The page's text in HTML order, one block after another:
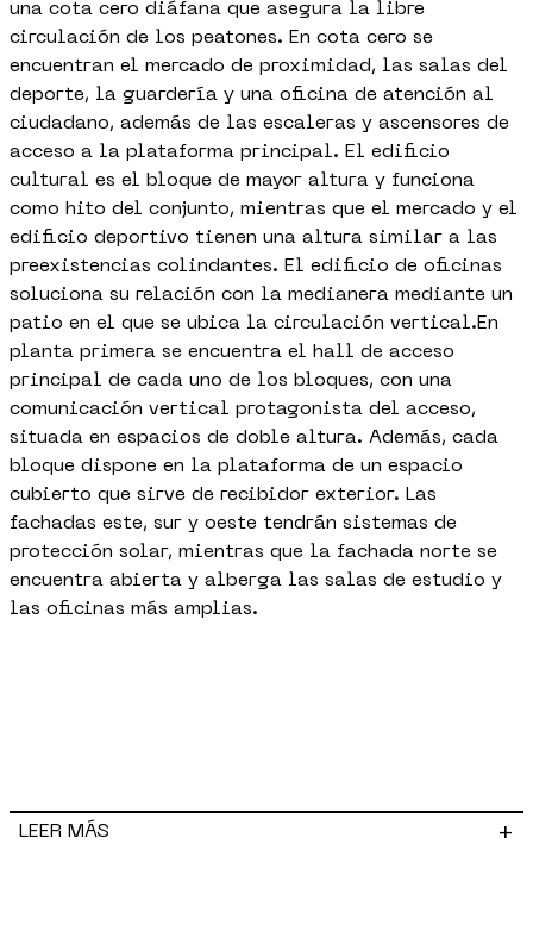
una cota cero diáfana que asegura la libre
circulación de los peatones. En cota cero se
encuentran el mercado de proximidad, las salas del
deporte, la guardería y una oficina de atención al
ciudadano, además de las escaleras y ascensores de
acceso a la plataforma principal. El edificio
cultural es el bloque de mayor altura y funciona
como hito del conjunto, mientras que el mercado y el
edificio deportivo tienen una altura similar a las
preexistencias colindantes. El edificio de oficinas
soluciona su relación con la medianera mediante un
patio en el que se ubica la circulación vertical.En
planta primera se encuentra el hall de acceso
principal de cada uno de los bloques, con una
comunicación vertical protagonista del acceso,
situada en espacios de doble altura. Además, cada
bloque dispone en la plataforma de un espacio
cubierto que sirve de recibidor exterior. Las
fachadas este, sur y oeste tendrán sistemas de
protección solar, mientras que la fachada norte se
encuentra abierta y alberga las salas de estudio y
las oficinas más amplias.
LEER MÁS +